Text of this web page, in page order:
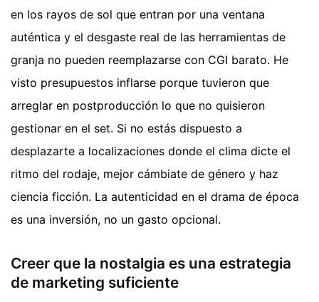
en los rayos de sol que entran por una ventana
auténtica y el desgaste real de las herramientas de
granja no pueden reemplazarse con CGI barato. He
visto presupuestos inflarse porque tuvieron que
arreglar en postproducción lo que no quisieron
gestionar en el set. Si no estás dispuesto a
desplazarte a localizaciones donde el clima dicte el
ritmo del rodaje, mejor cámbiate de género y haz
ciencia ficción. La autenticidad en el drama de época
es una inversión, no un gasto opcional.
Creer que la nostalgia es una estrategia
de marketing suficiente